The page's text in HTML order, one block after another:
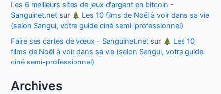
Les 6 meilleurs sites de jeux d'argent en bitcoin -
Sanguinet.net sur
Les 10 films de Noël à voir dans sa vie
(selon Sangui, votre guide ciné semi-professionnel)
Faire ses cartes de vœux - Sanguinet.net sur
Les 10
films de Noël à voir dans sa vie (selon Sangui, votre guide
ciné semi-professionnel)
Archives